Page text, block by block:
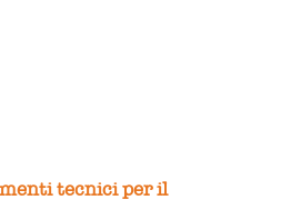
tecnici per il